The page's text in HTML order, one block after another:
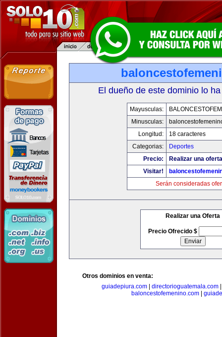
El dueño de este dominio lo
Mayusculas:
Minusculas:
Longitud:
18 caracteres
Categorias:
Deportes
Precio:
Realizar una
Visitar!
Serán consideradas
Realizar una Oferta
Precio Ofrecido $
Otros dominios en venta:
guiadepiura.com
directorioguatemala.com
baloncestofemenino.com